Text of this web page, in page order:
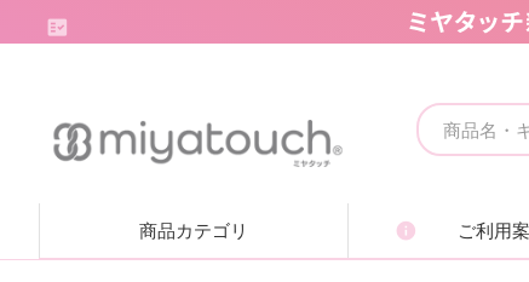
商品カテゴリエステ消耗品・備品 ご利用